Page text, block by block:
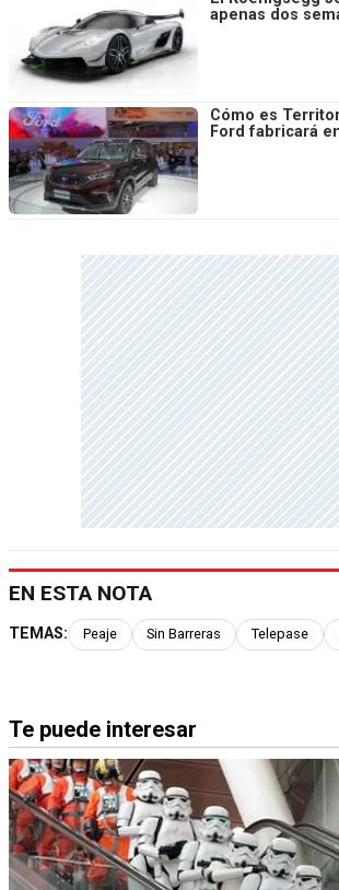
apenas dos
Cómo es
Ford fabricará
EN ESTA NOTA
TEMAS: Peaje Sin Barreras Telepase